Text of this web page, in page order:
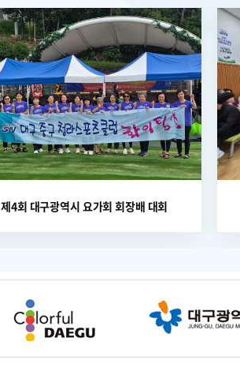
제4회 대구광역시 요가회 회장배 대회